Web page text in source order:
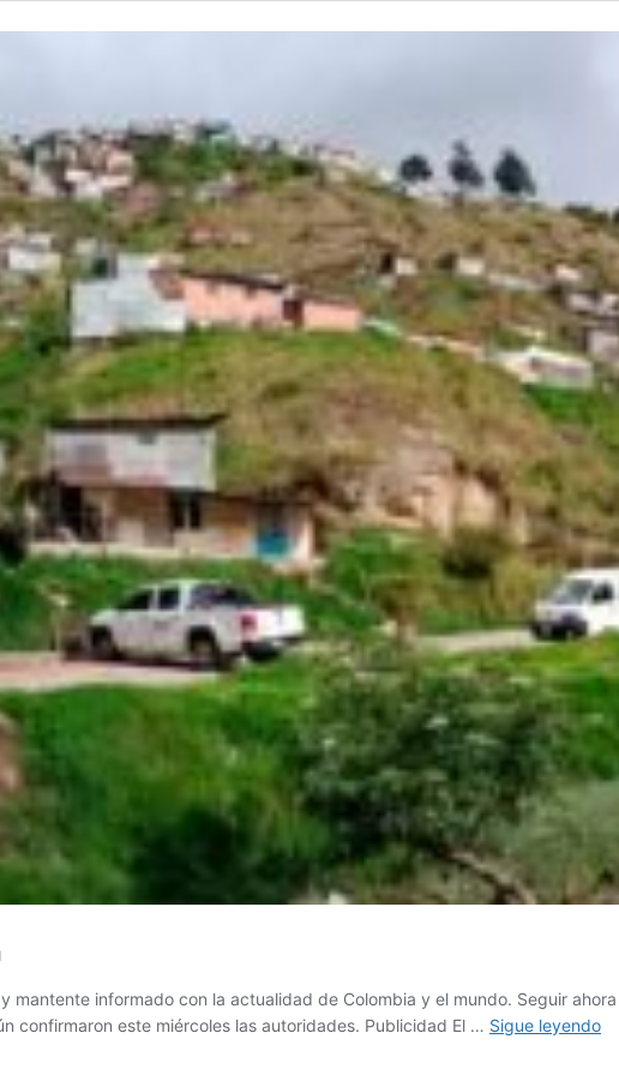
mantente informado con la actualidad de Colombia y el mundo. Seguir
confirmaron este miércoles las autoridades. Publicidad El … Sigue leyendoDos